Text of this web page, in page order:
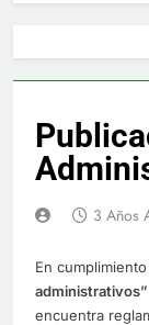
3 Años
En cumplimiento
administrativos”
encuentra